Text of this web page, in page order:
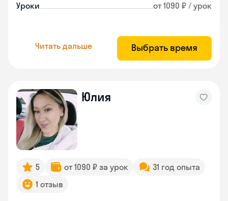
Уроки от 1090 ₽ / урок
Читать дальше Выбрать время
Юлия
5 от 1090 ₽ за урок
31 год опыта
1 отзыв